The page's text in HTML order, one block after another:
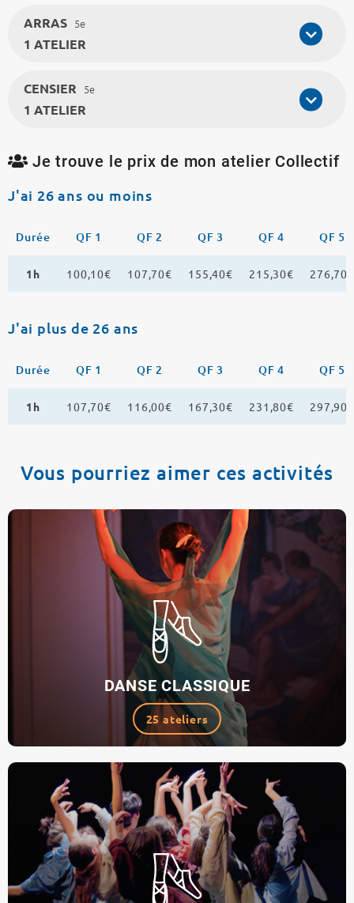
ARRAS 5e
1 ATELIER
CENSIER 5e
1 ATELIER
Je trouve le prix de mon atelier Collectif
J'ai 26 ans ou moins
Durée QF 1 QF 2 QF 3 QF 4 QF 5
1h 100,10€ 107,70€ 155,40€ 215,30€ 276,70€
J'ai plus de 26 ans
Durée QF 1 QF 2 QF 3 QF 4 QF 5
1h 107,70€ 116,00€ 167,30€ 231,80€ 297,90€
Vous pourriez aimer ces activités
DANSE CLASSIQUE
25 ateliers